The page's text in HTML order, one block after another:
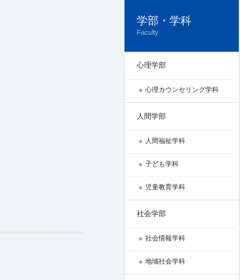
学部・学科
Faculty
心理学部
心理カウンセリング学科
人間学部
人間福祉学科
子ども学科
児童教育学科
社会学部
社会情報学科
地域社会学科